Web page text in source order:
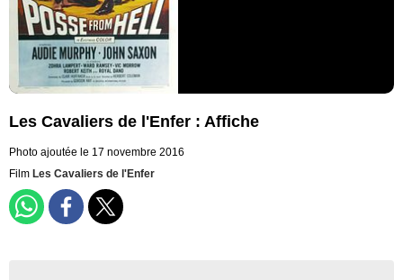
Les Cavaliers de l'Enfer : Affiche
Photo ajoutée le 17 novembre 2016
Film Les Cavaliers de l'Enfer